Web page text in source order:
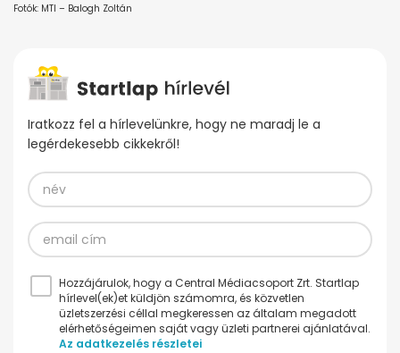
Fotók: MTI – Balogh Zoltán
Iratkozz fel a hírlevelünkre, hogy ne maradj le a
legérdekesebb cikkekről!
Hozzájárulok, hogy a Central Médiacsoport Zrt. Startlap
hírlevel(ek)et küldjön számomra, és közvetlen
üzletszerzési céllal megkeressen az általam megadott
elérhetőségeimen saját vagy üzleti partnerei ajánlatával.
Az adatkezelés részletei